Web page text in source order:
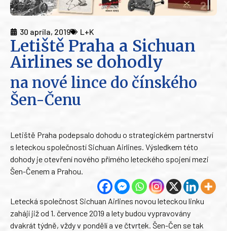
30 apríla, 2019 L+K
Letiště Praha a Sichuan
Airlines se dohodly
na nové lince do čínského
Šen-Čenu
Letiště Praha podepsalo dohodu o strategickém partnerství
s leteckou společností Sichuan Airlines. Výsledkem této
dohody je otevření nového přímého leteckého spojení mezi
Šen-Čenem a Prahou.
Letecká společnost Sichuan Airlines novou leteckou linku
zahájí již od 1. července 2019 a lety budou vypravovány
dvakrát týdně, vždy v pondělí a ve čtvrtek. Šen-Čen se tak